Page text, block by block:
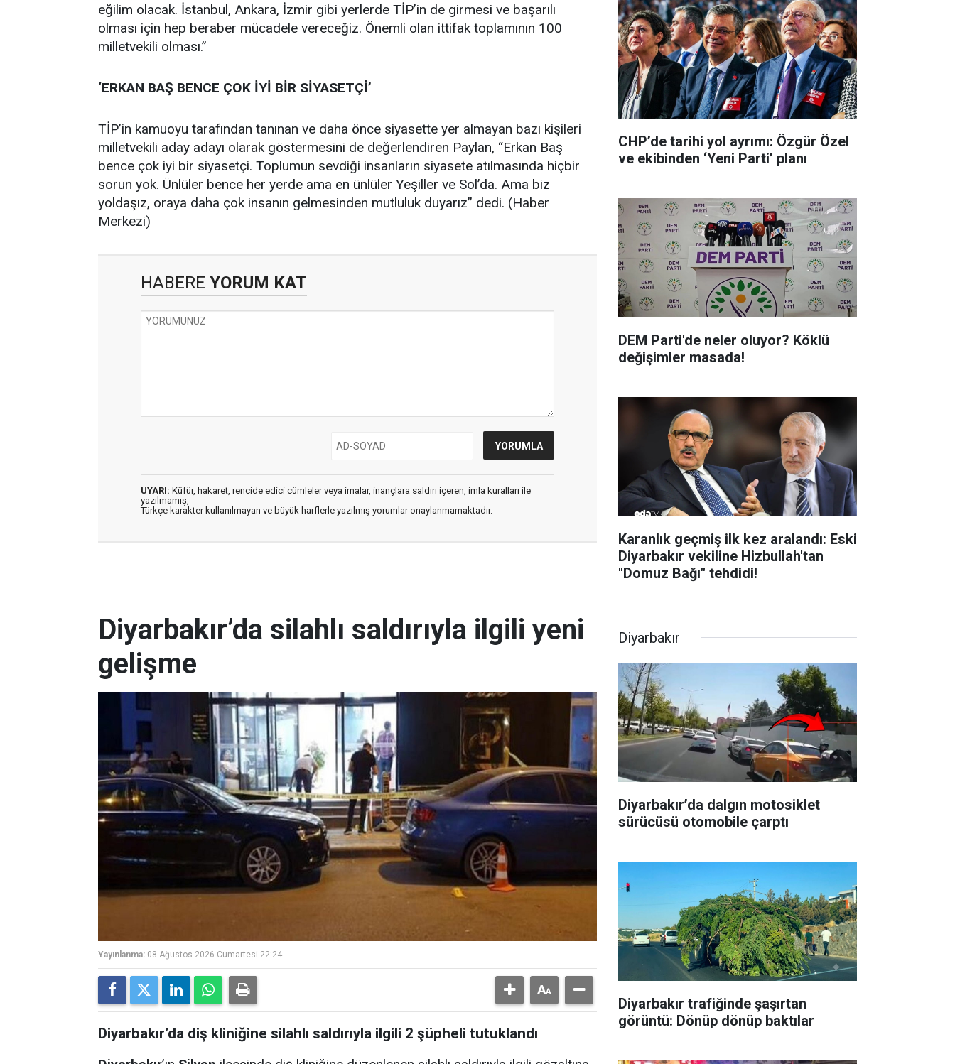
eğilim olacak. İstanbul, Ankara, İzmir gibi yerlerde TİP’in de girmesi ve başarılı
olması için hep beraber mücadele vereceğiz. Önemli olan ittifak toplamının 100
milletvekili olması.”
‘ERKAN BAŞ BENCE ÇOK İYİ BİR SİYASETÇİ’
TİP’in kamuoyu tarafından tanınan ve daha önce siyasette yer almayan bazı kişileri
milletvekili aday adayı olarak göstermesini de değerlendiren Paylan, “Erkan Baş
bence çok iyi bir siyasetçi. Toplumun sevdiği insanların siyasete atılmasında hiçbir
sorun yok. Ünlüler bence her yerde ama en ünlüler Yeşiller ve Sol’da. Ama biz
yoldaşız, oraya daha çok insanın gelmesinden mutluluk duyarız” dedi. (Haber
Merkezi)
HABERE YORUM KAT
UYARI: Küfür, hakaret, rencide edici cümleler veya imalar, inançlara saldırı içeren, imla kuralları ile
yazılmamış,
Türkçe karakter kullanılmayan ve büyük harflerle yazılmış yorumlar onaylanmamaktadır.
CHP’de tarihi yol ayrımı: Özgür Özel
ve ekibinden ‘Yeni Parti’ planı
DEM Parti'de neler oluyor? Köklü
değişimler masada!
Karanlık geçmiş ilk kez aralandı: Eski
Diyarbakır vekiline Hizbullah'tan
"Domuz Bağı" tehdidi!
Diyarbakır’da silahlı saldırıyla ilgili yeni
gelişme
Yayınlanma: 08 Ağustos 2026 Cumartesi 22:24
Diyarbakır’da diş kliniğine silahlı saldırıyla ilgili 2 şüpheli tutuklandı
Diyarbakır
Diyarbakır’da dalgın motosiklet
sürücüsü otomobile çarptı
Diyarbakır trafiğinde şaşırtan
görüntü: Dönüp dönüp baktılar